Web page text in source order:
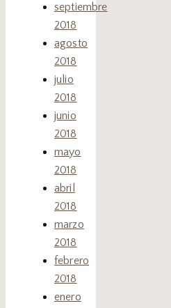
septiembre
2018
agosto
2018
julio
2018
junio
2018
mayo
2018
abril
2018
marzo
2018
febrero
2018
enero